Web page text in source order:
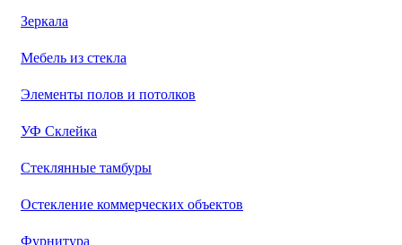
Зеркала
Мебель из стекла
Элементы полов и потолков
УФ Склейка
Стеклянные тамбуры
Остекление коммерческих объектов
Фурнитура